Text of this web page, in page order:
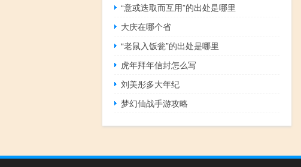
“意或迭取而互用”的出处是哪里
大庆在哪个省
“老鼠入饭瓮”的出处是哪里
虎年拜年信封怎么写
刘美彤多大年纪
梦幻仙战手游攻略